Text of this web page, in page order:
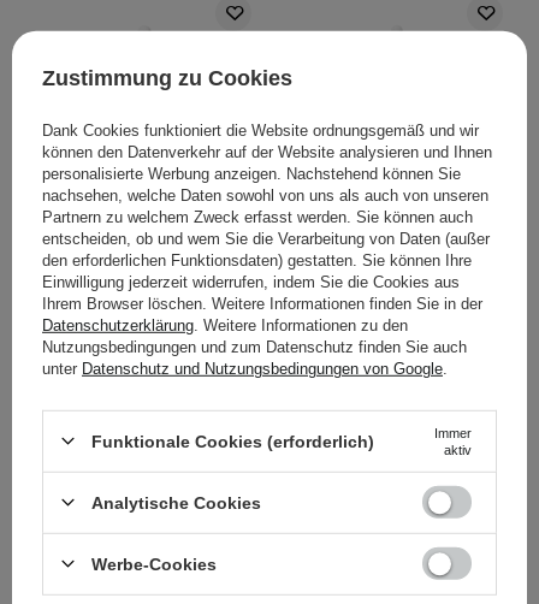
Timeless - Skin Care -
Hyaluronic Acid 100%
Pure Serum - Serum mit
Hyaluronsäure - 60ml
102
9,99 €
IN DEN WARENKORB
Timeless - Skin Care -
Coenzyme Q10 Serum -
Serum mit Coenzym Q10
- 120ml
62
69,99 €
IN DEN WARENKORB
Zustimmung zu Cookies
Dank Cookies funktioniert die Website ordnungsgemäß und wir
können den Datenverkehr auf der Website analysieren und Ihnen
personalisierte Werbung anzeigen. Nachstehend können Sie
nachsehen, welche Daten sowohl von uns als auch von unseren
Partnern zu welchem Zweck erfasst werden. Sie können auch
entscheiden, ob und wem Sie die Verarbeitung von Daten (außer
den erforderlichen Funktionsdaten) gestatten. Sie können Ihre
Einwilligung jederzeit widerrufen, indem Sie die Cookies aus
Ihrem Browser löschen. Weitere Informationen finden Sie in der
Datenschutzerklärung . Weitere Informationen zu den
Nutzungsbedingungen und zum Datenschutz finden Sie auch
unter Datenschutz und Nutzungsbedingungen von Google
Funktionale Cookies (erforderlich)
Immer
aktiv
Analytische Cookies
Werbe-Cookies